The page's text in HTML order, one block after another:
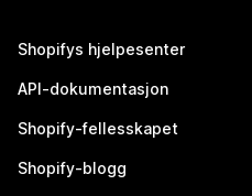
Shopifys hjelpesenter
API-dokumentasjon
Shopify-fellesskapet
Shopify-blogg